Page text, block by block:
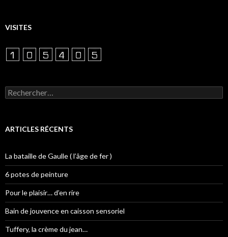
VISITES
Rechercher :
ARTICLES RÉCENTS
La bataille de Gaulle ( l’âge de fer )
6 potes de peinture
Pour le plaisir… d’en rire
Bain de jouvence en caisson sensoriel
Tuffery, la crème du jean…